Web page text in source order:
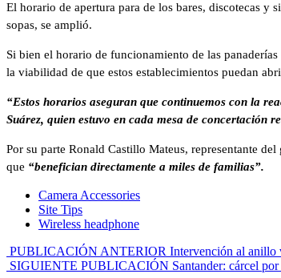
El horario de apertura para de los bares, discotecas y
sopas, se amplió.
Si bien el horario de funcionamiento de las
la viabilidad de que estos establecimientos puedan
“Estos horarios aseguran que continuemos con la
Suárez, quien estuvo en cada mesa de concertación
Por su parte Ronald Castillo Mateus, representante
que “benefician directamente a miles de familias”.
Camera Accessories
Site Tips
Wireless headphone
PUBLICACIÓN ANTERIOR Intervención al anillo
SIGUIENTE PUBLICACIÓN Santander: cárcel